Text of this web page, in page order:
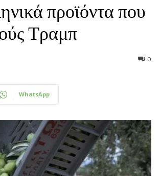
προϊόντα που
Τραμπ
0
WhatsApp